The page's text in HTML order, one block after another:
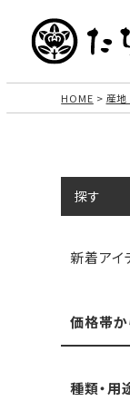
HOME 産地
探す
新着アイ
価格帯か
種類・用